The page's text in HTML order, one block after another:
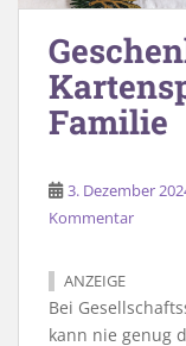
Familie
3. Dezember
Kommentar
ANZEIGE
Bei
kann nie genug